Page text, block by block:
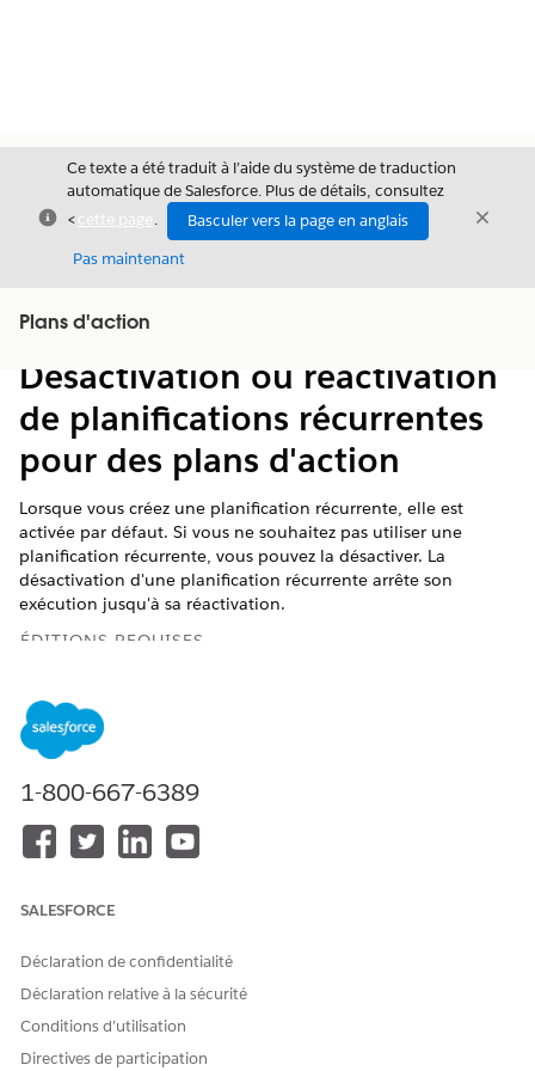
Fermer
Ce texte a été traduit à l’aide du système de traduction
automatique de Salesforce. Plus de détails, consultez
<cette page .
Basculer vers la page en anglais
Pas maintenant
Fermer
Plans d'actionAfficher la table des matières
Table des
Désactivation ou réactivation
de planifications récurrentes
pour des plans d'action
Lorsque vous créez une planification récurrente, elle est
activée par défaut. Si vous ne souhaitez pas utiliser une
planification récurrente, vous pouvez la désactiver. La
désactivation d'une planification récurrente arrête son
exécution jusqu'à sa réactivation.
ÉDITIONS REQUISES
Disponible avec : Lightning Experience
Disponible avec : Automotive Cloud, Consumer Goods
Cloud, Education Cloud, Financial Services Cloud,
Government Cloud avec Lightning Scheduler, Health Cloud,
Manufacturing Cloud, Nonprofit Cloud et Solutions Secteur
public.Afficher la disponibilité
1-800-667-6389
SALESFORCE
Déclaration de confidentialité
Déclaration relative à la sécurité
Conditions d’utilisation
Directives de participation